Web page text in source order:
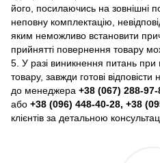
його, посилаючись на зовнішні
неповну комплектацію,
яким неможливо встановити
прийнятті повернення товару
5. У разі виникнення питань при
товару, завжди готові
до менеджера +38 (067) 288-97-
або +38 (096) 448-40-28, +38
клієнтів за детальною